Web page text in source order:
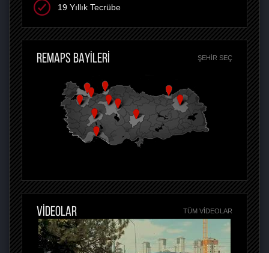
19 Yıllık Tecrübe
REMAPS BAYİLERİ ŞEHIR SEÇ
VİDEOLAR TÜM VIDEOLAR